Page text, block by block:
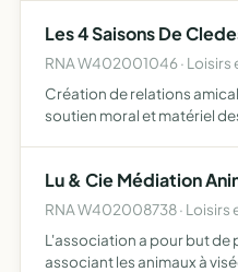
Les 4 Saisons De
RNA W402001046 · Loisirs
Création de relations
soutien moral et matériel
Lu & Cie Médiation
RNA W402008738 · Loisirs
L'association a pour but
associant les animaux à